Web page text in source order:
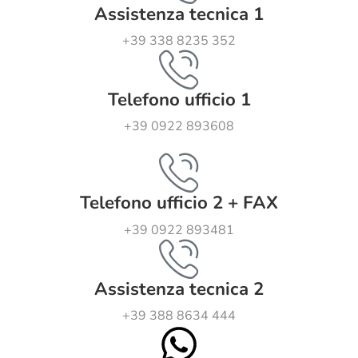
Assistenza tecnica 1
+39 338 8235 352
Telefono ufficio 1
+39 0922 893608
Telefono ufficio 2 + FAX
+39 0922 893481
Assistenza tecnica 2
+39 388 8634 444